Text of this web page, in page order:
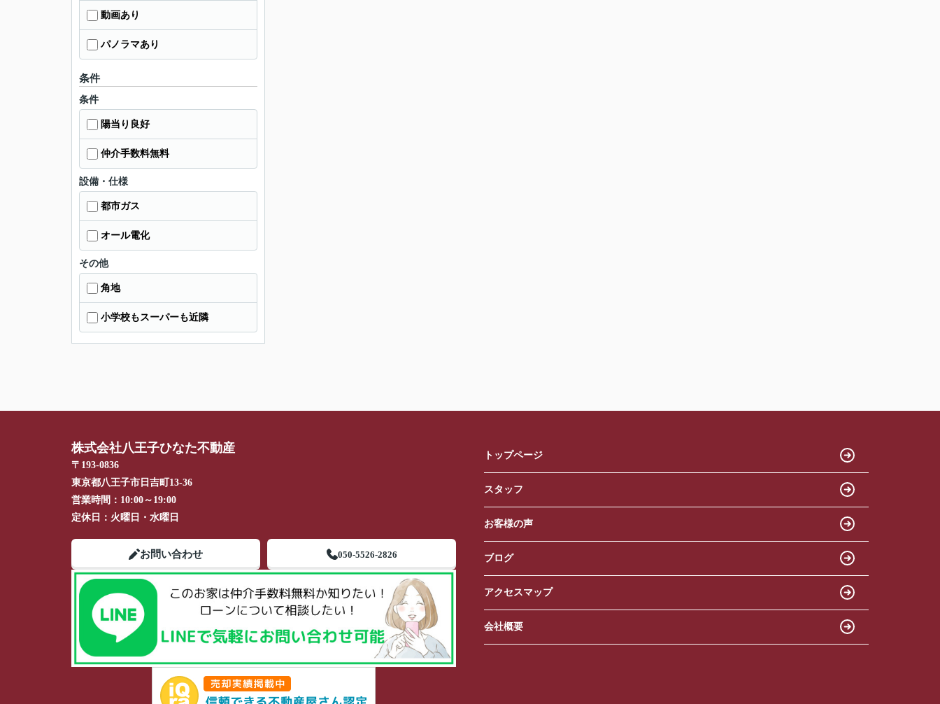
動画あり
パノラマあり
条件
条件
陽当り良好
仲介手数料無料
設備・仕様
都市ガス
オール電化
その他
角地
小学校もスーパーも近隣
株式会社八王子ひなた不動産
〒193-0836
東京都八王子市日吉町13-36
営業時間： 10:00～19:00
定休日： 火曜日・水曜日
お問い合わせ 050-5526-2826
トップページ
スタッフ
お客様の声
ブログ
アクセスマップ
会社概要